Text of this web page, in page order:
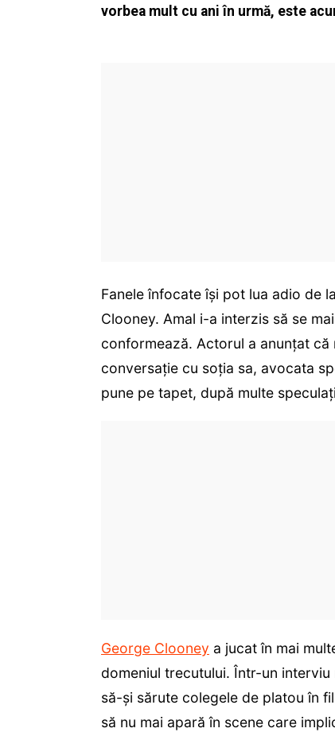
vorbea mult cu ani în urmă, este
Fanele înfocate își pot lua adio de
Clooney. Amal i-a interzis să se
conformează. Actorul a anunțat că
conversație cu soția sa, avocata
pune pe tapet, după multe
George Clooney a jucat în mai
domeniul trecutului. Într-un
să-și sărute colegele de platou în
să nu mai apară în scene care